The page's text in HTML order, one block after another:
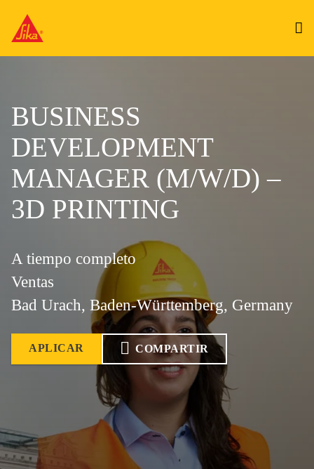
BUSINESS
DEVELOPMENT
MANAGER (M/W/D) –
3D PRINTING
A tiempo completo
Ventas
Bad Urach, Baden-Württemberg, Germany
APLICAR COMPARTIR